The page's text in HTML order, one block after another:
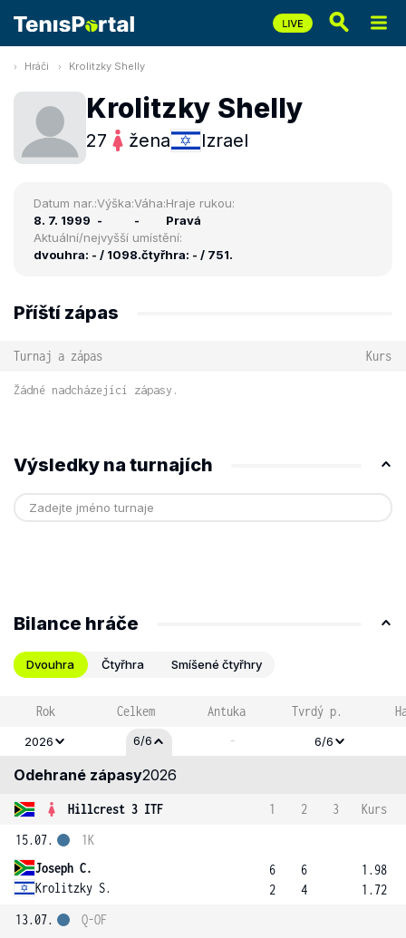
Hráči Krolitzky Shelly
Krolitzky Shelly
27 žena Izrael
Datum nar.:
8. 7. 1999
Výška:
-
Váha:
-
Hraje rukou:
Pravá
Aktuální/nejvyšší umístění:
dvouhra: - / 1098.čtyřhra: - / 751.
Příští zápas
Turnaj a zápas Kurs
Žádné nadcházející zápasy.
Výsledky na turnajích
Bilance hráče
Dvouhra Čtyřhra Smíšené čtyřhry
Rok Celkem Antuka Tvrdý p.
2026 6/6 - 6/6
Odehrané zápasy2026
Hillcrest 3 ITF 1 2 3
Kurs
15.07.
Joseph C.
Krolitzky S.
1K
6
2
6
4
1.98
1.72
13.07.
Q-OF